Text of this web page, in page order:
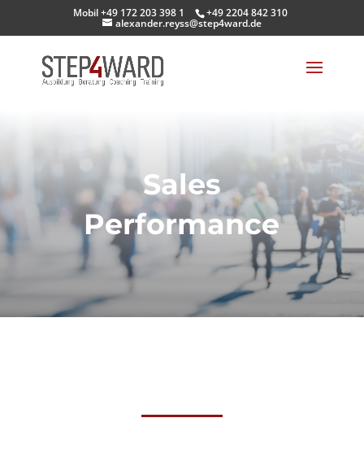
Mobil +49 172 203 398 1 +49 2204 842 310
alexander.reyss@step4ward.de
Sales
Performance